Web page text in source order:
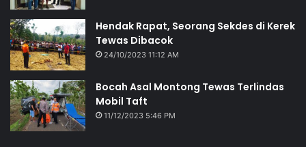
Hendak Rapat, Seorang Sekdes di Kerek
Tewas Dibacok
24/10/2023 11:12 AM
Bocah Asal Montong Tewas Terlindas
Mobil Taft
11/12/2023 5:46 PM